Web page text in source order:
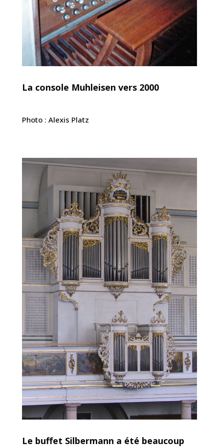
La console Muhleisen vers 2000
Photo : Alexis Platz
Le buffet Silbermann a été beaucoup